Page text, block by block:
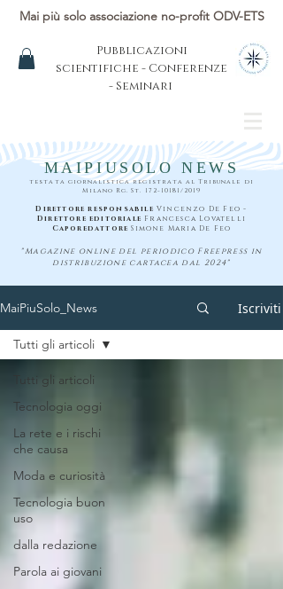
Mai più solo associazione no-profit ODV-ETS
Pubblicazioni
scientifiche - Conferenze
- Seminari
MAIPIUSOLO NEWS
testata giornalistica registrata al Tribunale di
Milano Rg. St. 172-10181 /2019
Direttore responsabile Vincenzo De Feo -
Direttore editoriale Francesca Lovatelli
Caporedattore Simone Maria De Feo
"Magazine online del periodico Freepress in
distribuzione cartacea dal 2024"
MaiPiuSolo_News Iscriviti
Tutti gli articoli
Tecnologia oggi
La rete e i rischi
che causa
Moda e curiosità
Tecnologia buon
uso
dalla redazione
Parola ai giovani
Tutti gli articoli